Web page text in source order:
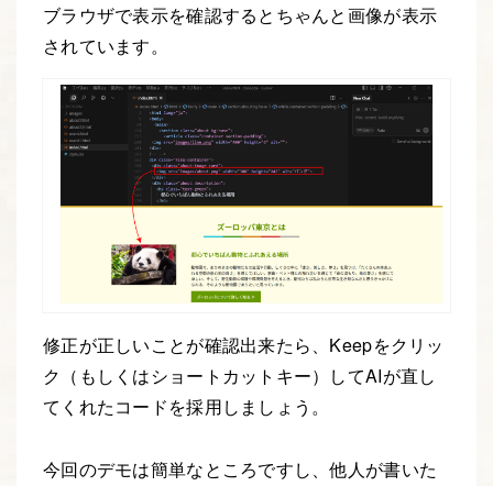
ブラウザで表示を確認するとちゃんと画像が表示
されています。
修正が正しいことが確認出来たら、Keepをクリッ
ク（もしくはショートカットキー）してAIが直し
てくれたコードを採用しましょう。
今回のデモは簡単なところですし、他人が書いた